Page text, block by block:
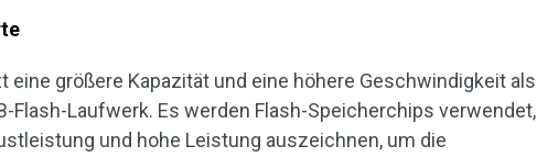
eine größere Kapazität und eine höhere Geschwindigkeit als
Flash-Laufwerk. Es werden Flash-Speicherchips verwendet,
und hohe Leistung auszeichnen, um die